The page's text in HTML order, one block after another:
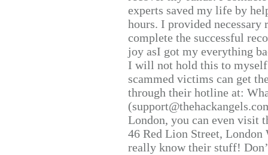
experts saved my life by
hours. I provided
complete the successful
joy asI got my everything
I will not hold this to
scammed victims can get
through their hotline at:
London, you can even visit
46 Red Lion Street, London
really know their stuff!